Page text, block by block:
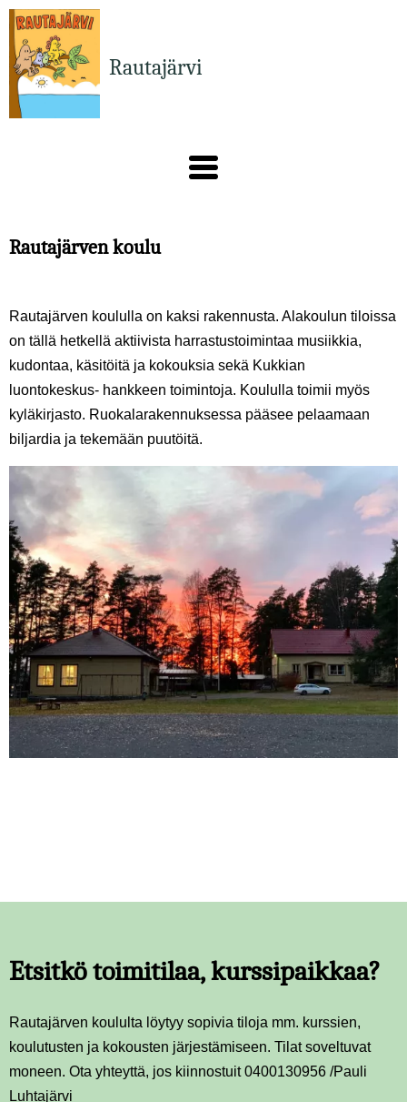
Hyppää
pääsisältöön
Rautajärvi
Rautajärven koulu
Rautajärven koululla on kaksi rakennusta. Alakoulun tiloissa
on tällä hetkellä aktiivista harrastustoimintaa musiikkia,
kudontaa, käsitöitä ja kokouksia sekä Kukkian
luontokeskus- hankkeen toimintoja. Koululla toimii myös
kyläkirjasto. Ruokalarakennuksessa pääsee pelaamaan
biljardia ja tekemään puutöitä.
Etsitkö toimitilaa, kurssipaikkaa?
Rautajärven koululta löytyy sopivia tiloja mm. kurssien,
koulutusten ja kokousten järjestämiseen. Tilat soveltuvat
moneen. Ota yhteyttä, jos kiinnostuit 0400130956 /Pauli
Luhtajärvi